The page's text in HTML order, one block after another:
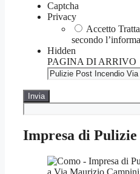
Captcha
Privacy
Accetto
secondo
Hidden
PAGINA DI ARRIVO
Impresa di Pulizie